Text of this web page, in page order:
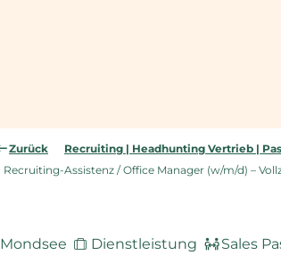
Zurück Recruiting | Headhunting Vertrieb |
Recruiting-Assistenz / Office Manager (w/m/d) –
Mondsee Dienstleistung Sales